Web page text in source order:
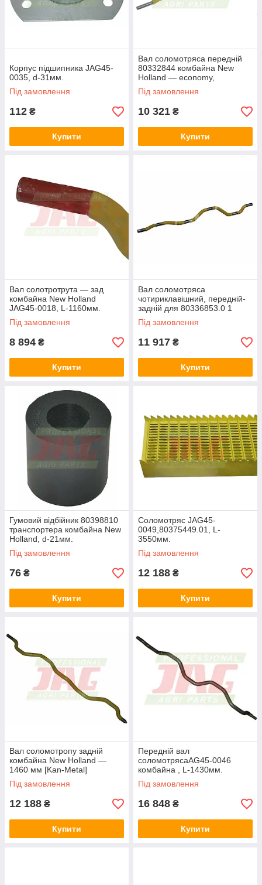
Корпус підшипника JAG45-
0035, d-31мм.
Під замовлення
112 ₴
Купити
Вал соломотряса передній
80332844 комбайна New
Holland — economy,
Під замовлення
10 321 ₴
Купити
Вал солотротрута — зад
комбайна New Holland
JAG45-0018, L-1160мм.
Під замовлення
8 894 ₴
Купити
Вал соломотряса
чотириклавішний, передній-
задній для 80336853.0 1
комбайна New Holland [TR] L-
1170мм
Під замовлення
11 917 ₴
Купити
Гумовий відбійник 80398810
транспортера комбайна New
Holland, d-21мм.
Під замовлення
76 ₴
Купити
Соломотряс JAG45-
0049,80375449.01, L-
3550мм.
Під замовлення
12 188 ₴
Купити
Вал соломотропу задній
комбайна New Holland —
1460 мм [Kan-Metal]
Під замовлення
12 188 ₴
Купити
Передній вал
соломотрясаAG45-0046
комбайна , L-1430мм.
Під замовлення
16 848 ₴
Купити